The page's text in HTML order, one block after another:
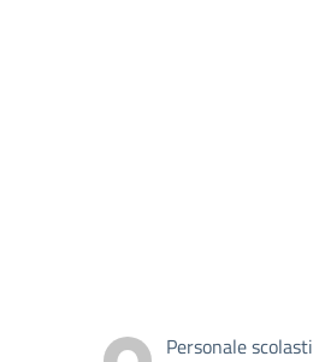
Personale